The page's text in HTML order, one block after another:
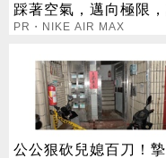
踩著空氣，邁向極限
PR・NIKE AIR MAX
公公狠砍兒媳百刀！